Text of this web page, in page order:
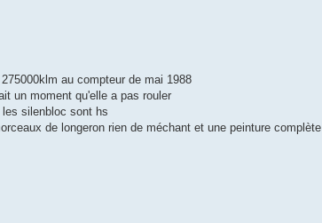
au compteur de mai 1988
un moment qu'elle a pas rouler
silenbloc sont hs
de longeron rien de méchant et une peinture complète